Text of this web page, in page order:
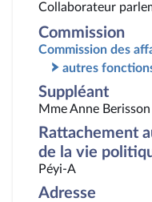
Collaborateur
Commission
Commission des
autres
Suppléant
Mme Anne Berisson
Rattachement
de la vie
Péyi-A
Adresse